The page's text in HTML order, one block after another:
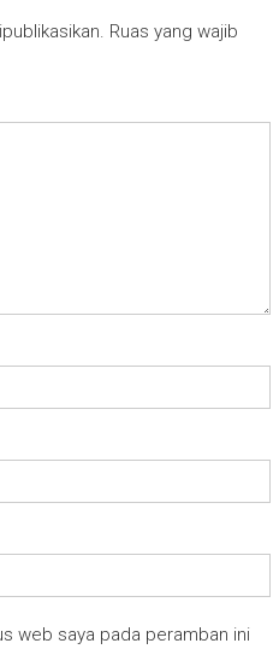
Ruas yang wajib
web saya pada peramban ini